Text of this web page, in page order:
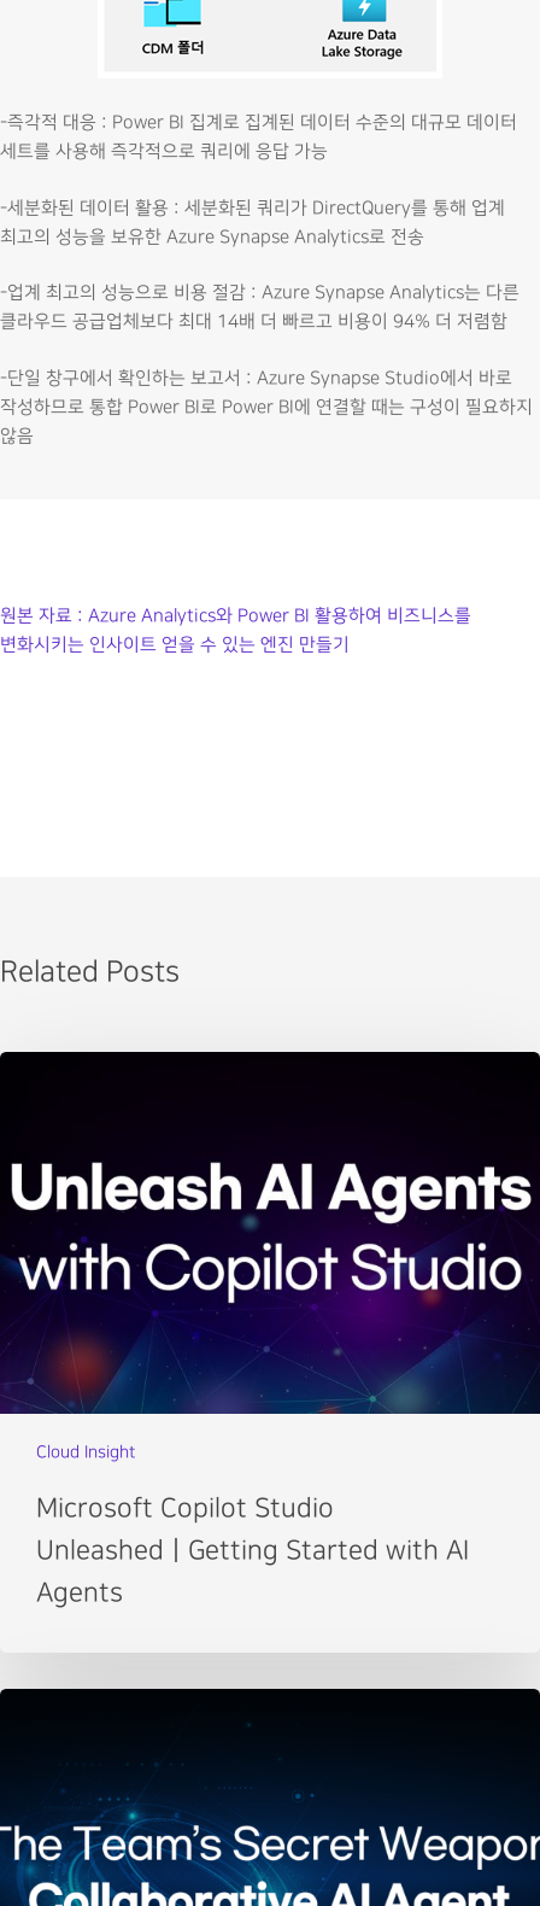
-즉각적 대응 : Power BI 집계로 집계된 데이터 수준의 대규모 데이터
세트를 사용해 즉각적으로 쿼리에 응답 가능
-세분화된 데이터 활용 : 세분화된 쿼리가 DirectQuery를 통해 업계
최고의 성능을 보유한 Azure Synapse Analytics로 전송
-업계 최고의 성능으로 비용 절감 : Azure Synapse Analytics는 다른
클라우드 공급업체보다 최대 14배 더 빠르고 비용이 94% 더 저렴함
-단일 창구에서 확인하는 보고서 : Azure Synapse Studio에서 바로
작성하므로 통합 Power BI로 Power BI에 연결할 때는 구성이 필요하지
않음
원본 자료 : Azure Analytics와 Power BI 활용하여 비즈니스를
변화시키는 인사이트 얻을 수 있는 엔진 만들기
Related Posts
Cloud Insight
Microsoft Copilot Studio
UnleashedㅣGetting Started with AI
Agents